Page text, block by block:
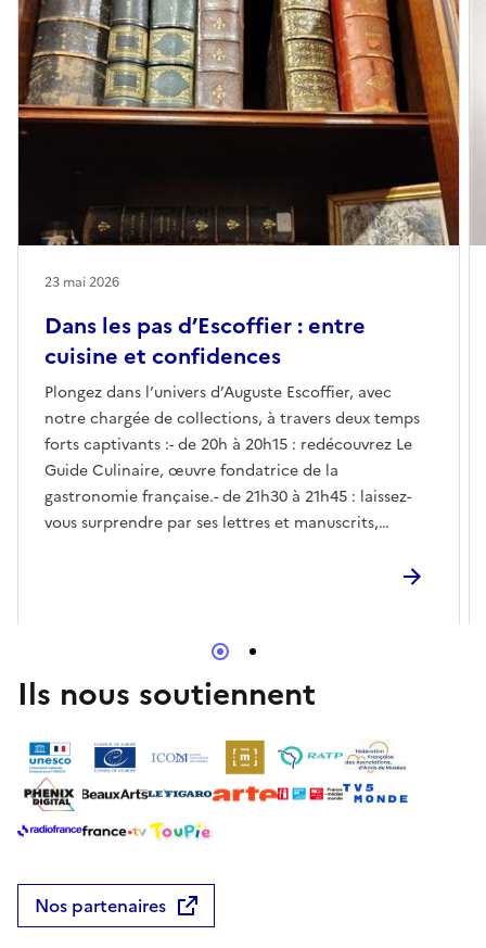
Dans les pas d’Escoffier : entre
cuisine et confidences
Plongez dans l’univers d’Auguste Escoffier, avec
notre chargée de collections, à travers deux temps
forts captivants :- de 20h à 20h15 : redécouvrez Le
Guide Culinaire, œuvre fondatrice de la
gastronomie française.- de 21h30 à 21h45 : laissez-
vous surprendre par ses lettres et manuscrits,
23 mai 2026
Ils nous soutiennent
Nos partenaires